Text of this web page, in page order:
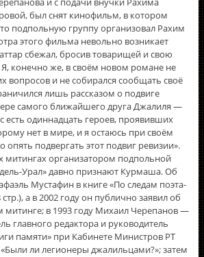
был снят кинофильм, в котором
подпольную группу организовал Рахим
этого фильма невольно возникает
сбежал, бросив товарищей и свою
конечно же, в своём новом романе не
вопросов и не собирался сообщать своё
лишь рассказом о подвиге
самого ближайшего друга Джалиля —
есть одиннадцать героев, проявивших
нет в мире, и я остаюсь при своём
подвергать этот подвиг ревизии».
митингах организатором подпольной
Урал» давно признают Курмаша. Об
Мустафин в книге «По следам поэта-
стр.), а в 2002 году он публично заявил об
митинге; в 1993 году Михаил Черепанов —
главного редактора и руководитель
памяти» при Кабинете Министров РТ
ли легионеры джалильцами?»; затем